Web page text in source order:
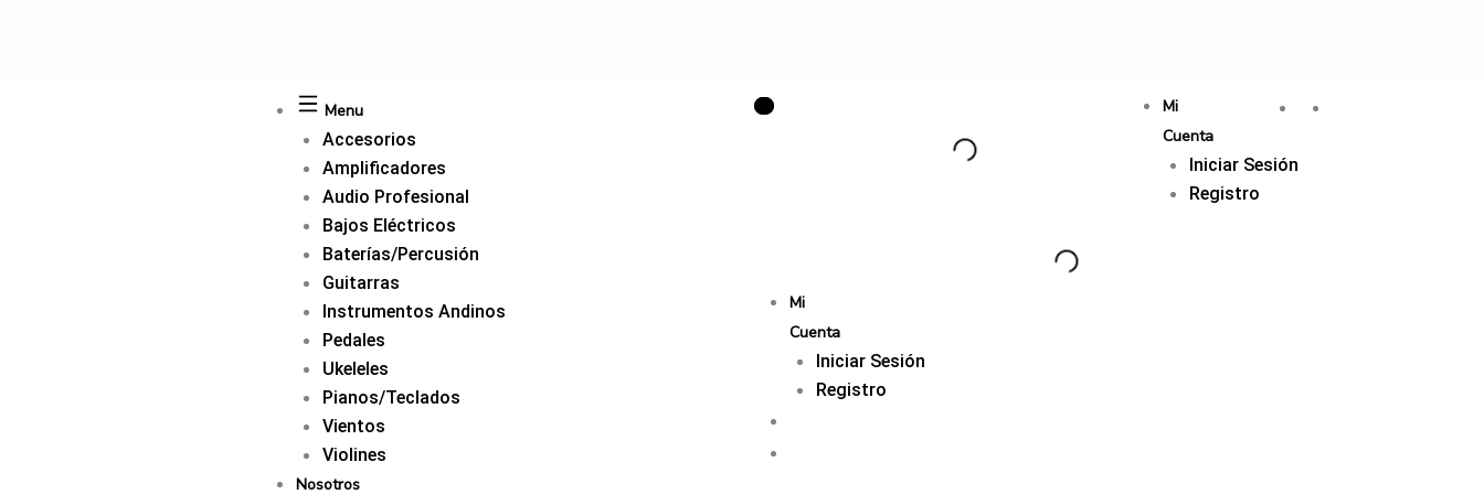
Menu
Accesorios
Amplificadores
Audio Profesional
Bajos Eléctricos
Baterías/Percusión
Guitarras
Instrumentos Andinos
Pedales
Ukeleles
Pianos/Teclados
Vientos
Violines
Nosotros
Mi
Cuenta
Iniciar Sesión
Registro
Mi
Cuenta
Iniciar Sesión
Registro